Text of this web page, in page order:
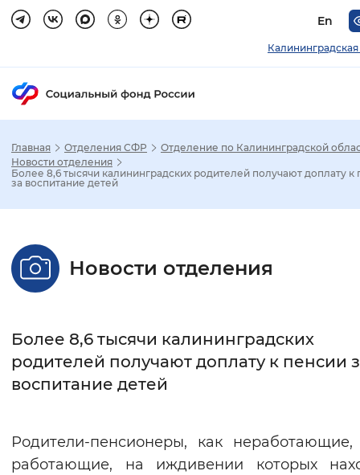
En
Стандартный Увеличенный
Без засечек С засечками
Интервал между буквами
Цвет сайта
Главная Отделения СФР
Отделение по Калининградской
Новости отделения
Более 8,6 тысячи калининградских родителей получают доплату к
за воспитание детей
Новости отделения
Более 8,6 тысячи калининградских
родителей получают доплату к пенсии
воспитание детей
Родители-пенсионеры, как
работающие, на иждивении которых